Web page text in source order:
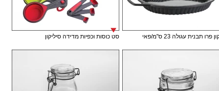
פרו תבנית עגולה 23 ס"מ/פאי סט כוסות וכפיות מדידה סיליקון